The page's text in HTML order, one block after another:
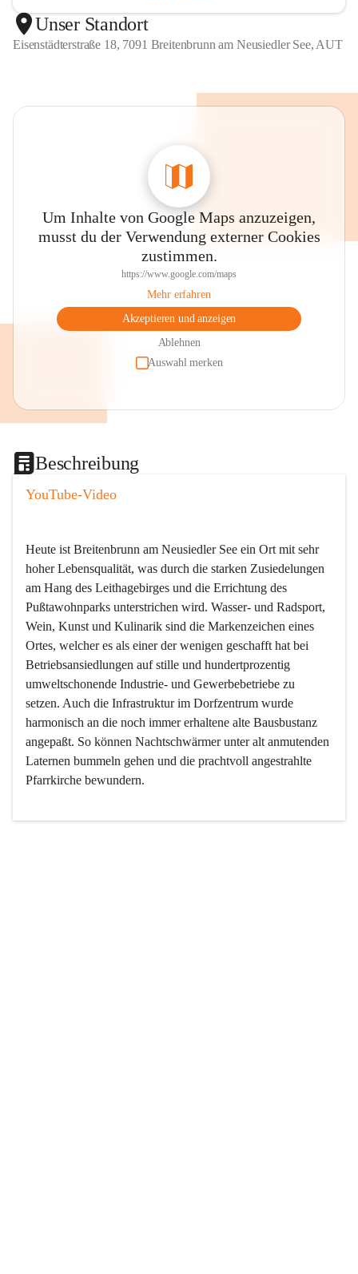
Unser Standort
Eisenstädterstraße 18, 7091 Breitenbrunn am Neusiedler See, AUT
Um Inhalte von Google Maps anzuzeigen,
musst du der Verwendung externer Cookies
zustimmen.
https://www.google.com/maps
Mehr erfahren
Akzeptieren und anzeigen
Ablehnen
Auswahl merken
Beschreibung
YouTube-Video
Heute ist Breitenbrunn am Neusiedler See ein Ort mit sehr
hoher Lebensqualität, was durch die starken Zusiedelungen
am Hang des Leithagebirges und die Errichtung des
Pußtawohnparks unterstrichen wird. Wasser- und Radsport,
Wein, Kunst und Kulinarik sind die Markenzeichen eines
Ortes, welcher es als einer der wenigen geschafft hat bei
Betriebsansiedlungen auf stille und hundertprozentig
umweltschonende Industrie- und Gewerbebetriebe zu
setzen. Auch die Infrastruktur im Dorfzentrum wurde
harmonisch an die noch immer erhaltene alte Bausbustanz
angepaßt. So können Nachtschwärmer unter alt anmutenden
Laternen bummeln gehen und die prachtvoll angestrahlte
Pfarrkirche bewundern.
Der Weinbau dominert heute nicht mehr, ist aber integrativer